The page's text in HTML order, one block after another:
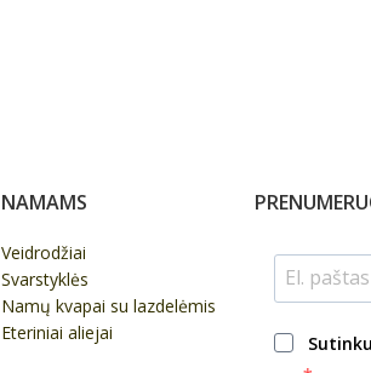
NAMAMS
Veidrodžiai
Svarstyklės
Namų kvapai su lazdelėmis
Eteriniai aliejai